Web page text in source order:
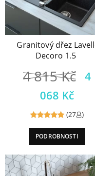
Granitový dřez
Decoro 1.5
4 815Kč
4
068 Kč
out of
(27 )
PODROBNOSTI